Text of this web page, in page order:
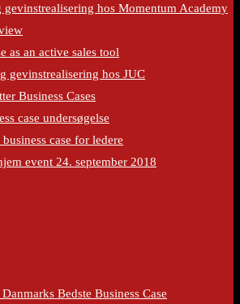
gevinstrealisering hos Momentum Academy
as an active sales tool
gevinstrealisering hos JUC
Business Cases
case undersøgelse
case for ledere
event 24. september 2018
Bedste Business Case